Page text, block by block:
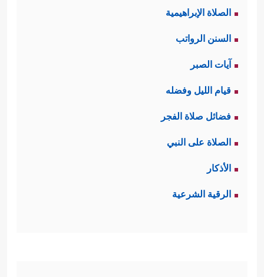
الصلاة الإبراهيمية
السنن الرواتب
آيات الصبر
قيام الليل وفضله
فضائل صلاة الفجر
الصلاة على النبي
الأذكار
الرقية الشرعية